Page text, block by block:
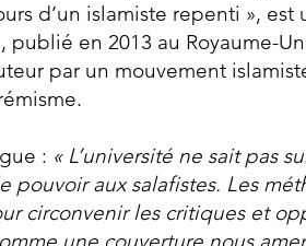
d’un islamiste repenti »,
publié en 2013 au Royaume-
par un mouvement
: « L’université ne sait pas
pouvoir aux salafistes. Les
circonvenir les critiques et